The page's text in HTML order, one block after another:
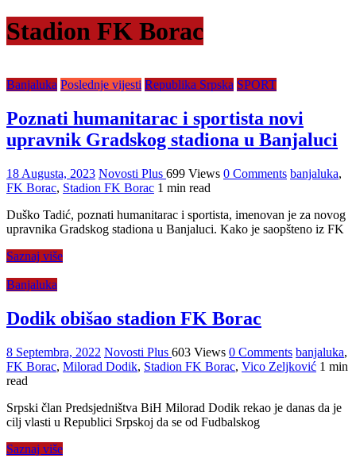
Stadion FK Borac
Banjaluka Poslednje vijesti Republika Srpska SPORT
Poznati humanitarac i sportista novi
upravnik Gradskog stadiona u Banjaluci
18 Augusta, 2023 Novosti Plus 699 Views 0 Comments banjaluka,
FK Borac, Stadion FK Borac 1 min read
Duško Tadić, poznati humanitarac i sportista, imenovan je za novog
upravnika Gradskog stadiona u Banjaluci. Kako je saopšteno iz FK
Saznaj više
Banjaluka
Dodik obišao stadion FK Borac
8 Septembra, 2022 Novosti Plus 603 Views 0 Comments banjaluka,
FK Borac, Milorad Dodik, Stadion FK Borac, Vico Zeljković 1 min
read
Srpski član Predsjedništva BiH Milorad Dodik rekao je danas da je
cilj vlasti u Republici Srpskoj da se od Fudbalskog
Saznaj više